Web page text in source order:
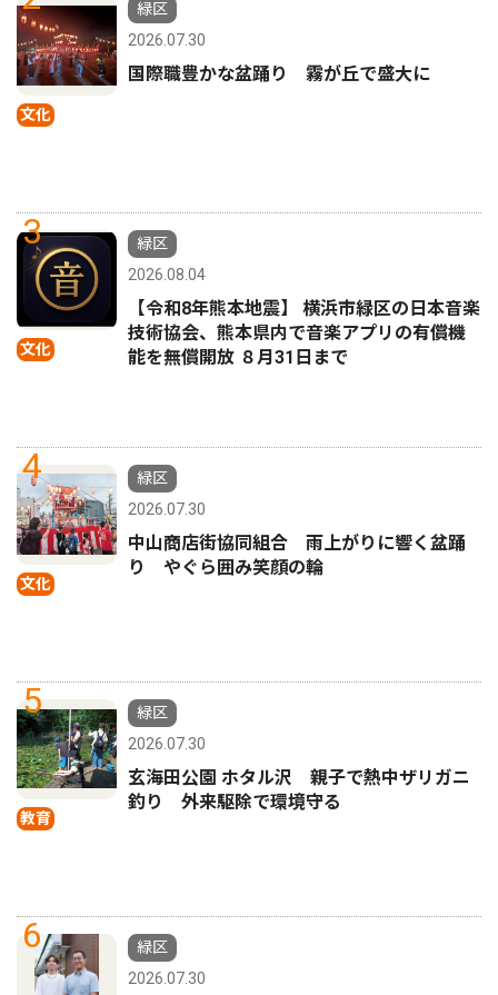
文化
緑区
2026.07.30
国際職豊かな盆踊り 霧が丘で盛大に
3
文化
緑区
2026.08.04
【令和8年熊本地震】 横浜市緑区の日本音楽
技術協会、熊本県内で音楽アプリの有償機
能を無償開放 ８月31日まで
4
文化
緑区
2026.07.30
中山商店街協同組合 雨上がりに響く盆踊
り やぐら囲み笑顔の輪
5
教育
緑区
2026.07.30
玄海田公園 ホタル沢 親子で熱中ザリガニ
釣り 外来駆除で環境守る
6
緑区
2026.07.30